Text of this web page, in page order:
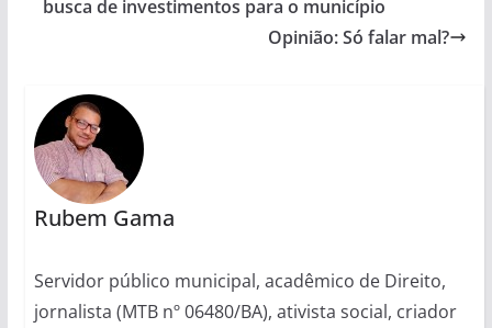
busca de investimentos para o município
Opinião: Só falar mal?
Rubem Gama
Servidor público municipal, acadêmico de Direito,
jornalista (MTB nº 06480/BA), ativista social, criador